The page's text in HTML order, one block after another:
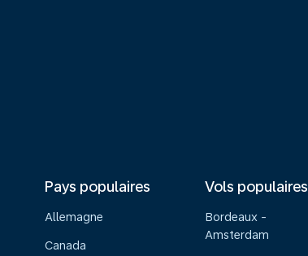
Pays populaires
Allemagne
Canada
Vols populaires
Bordeaux -
Amsterdam